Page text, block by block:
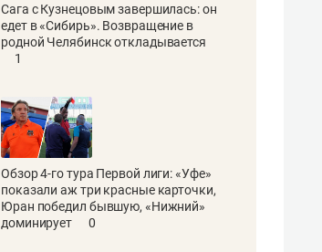
Сага с Кузнецовым завершилась: он
едет в «Сибирь». Возвращение в
родной Челябинск откладывается
1
Обзор 4-го тура Первой лиги: «Уфе»
показали аж три красные карточки,
Юран победил бывшую, «Нижний»
доминирует
0